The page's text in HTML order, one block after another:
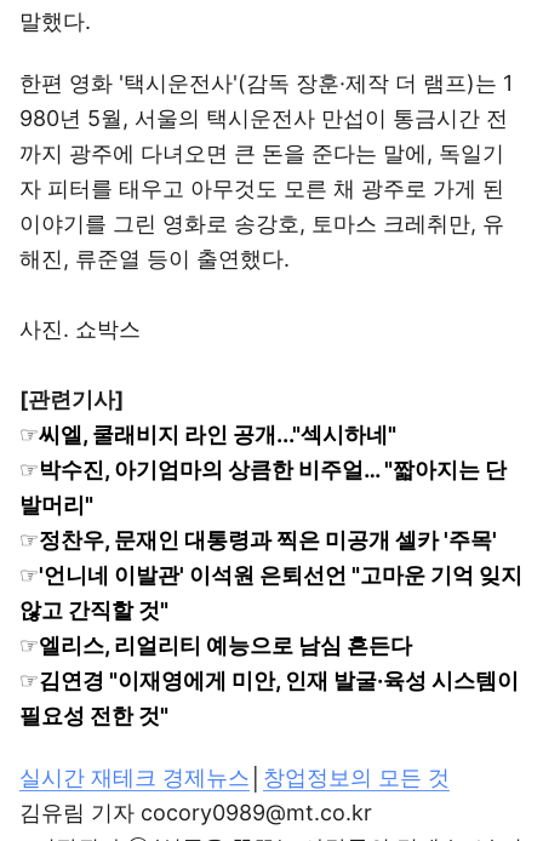
말했다.
한편 영화 '택시운전사'(감독 장훈·제작 더 램프)는 1
980년 5월, 서울의 택시운전사 만섭이 통금시간 전
까지 광주에 다녀오면 큰 돈을 준다는 말에, 독일기
자 피터를 태우고 아무것도 모른 채 광주로 가게 된
이야기를 그린 영화로 송강호, 토마스 크레취만, 유
해진, 류준열 등이 출연했다.
사진. 쇼박스
[관련기사]
☞씨엘, 쿨래비지 라인 공개..."섹시하네"
☞박수진, 아기엄마의 상큼한 비주얼… "짧아지는 단
발머리"
☞정찬우, 문재인 대통령과 찍은 미공개 셀카 '주목'
☞'언니네 이발관' 이석원 은퇴선언 "고마운 기억 잊지
않고 간직할 것"
☞엘리스, 리얼리티 예능으로 남심 흔든다
☞김연경 "이재영에게 미안, 인재 발굴·육성 시스템이
필요성 전한 것"
실시간 재테크 경제뉴스
창업정보의 모든 것
김유림 기자 cocory0989@mt.co.kr